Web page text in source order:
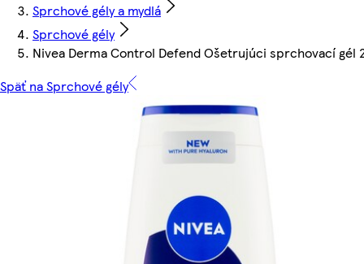
Sprchové gély a mydlá
Sprchové gély
Nivea Derma Control Defend Ošetrujúci sprchovací gél
Späť na Sprchové gély